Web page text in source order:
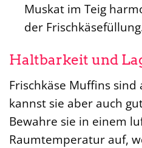
Muskat im Teig
der
Haltbarkeit und
Frischkäse Muffins
kannst sie aber auch
Bewahre sie in einem
Raumtemperatur auf,